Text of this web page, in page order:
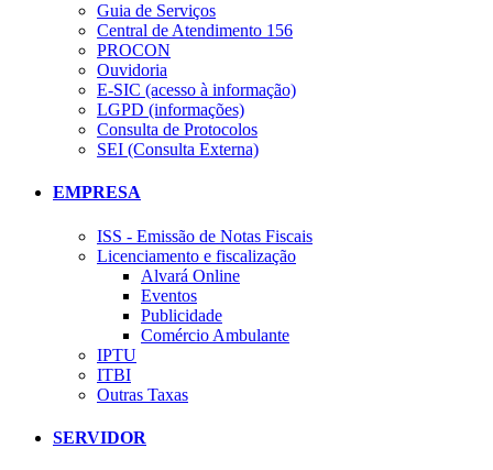
Guia de Serviços
Central de Atendimento 156
PROCON
Ouvidoria
E-SIC (acesso à informação)
LGPD (informações)
Consulta de Protocolos
SEI (Consulta Externa)
EMPRESA
ISS - Emissão de Notas Fiscais
Licenciamento e fiscalização
Alvará Online
Eventos
Publicidade
Comércio Ambulante
IPTU
ITBI
Outras Taxas
SERVIDOR